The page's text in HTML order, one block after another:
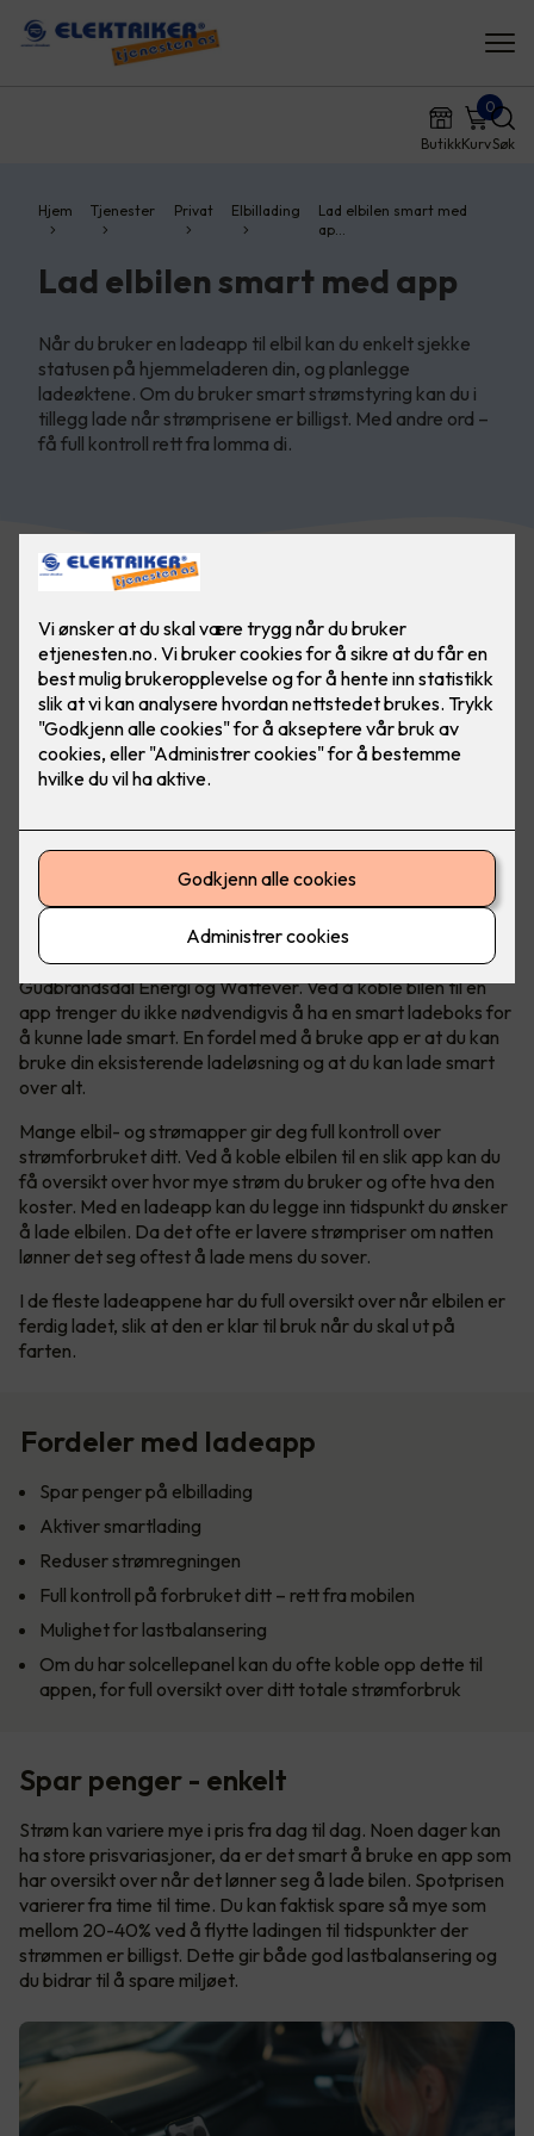
ButikkKurv
0
Søk
Hjem Tjenester Privat Elbillading
Lad elbilen smart med
ap…
Lad elbilen smart med app
Når du bruker en ladeapp til elbil kan du enkelt sjekke
statusen på hjemmeladeren din, og planlegge
ladeøktene. Om du bruker smart strømstyring kan du i
tillegg lade når strømprisene er billigst. Med andre ord –
få full kontroll rett fra lomma di.
mye penger. Om elbilen din støtter det kan du lade smart
ved kun å bruke en app.
Smart elbillading - hele døgnet
I dag finnes det mange ladeløsninger som Tibber,
Gudbrandsdal Energi og Wattever. Ved å koble bilen til en
app trenger du ikke nødvendigvis å ha en smart ladeboks for
å kunne lade smart. En fordel med å bruke app er at du kan
bruke din eksisterende ladeløsning og at du kan lade smart
over alt.
Mange elbil- og strømapper gir deg full kontroll over
strømforbruket ditt. Ved å koble elbilen til en slik app kan du
få oversikt over hvor mye strøm du bruker og ofte hva den
koster. Med en ladeapp kan du legge inn tidspunkt du ønsker
å lade elbilen. Da det ofte er lavere strømpriser om natten
lønner det seg oftest å lade mens du sover.
I de fleste ladeappene har du full oversikt over når elbilen er
ferdig ladet, slik at den er klar til bruk når du skal ut på
farten.
Fordeler med ladeapp
Spar penger på elbillading
Aktiver smartlading
Reduser strømregningen
Full kontroll på forbruket ditt – rett fra mobilen
Mulighet for lastbalansering
Om du har solcellepanel kan du ofte koble opp dette til
appen, for full oversikt over ditt totale strømforbruk
Spar penger - enkelt
Strøm kan variere mye i pris fra dag til dag. Noen dager kan
ha store prisvariasjoner, da er det smart å bruke en app som
har oversikt over når det lønner seg å lade bilen. Spotprisen
varierer fra time til time. Du kan faktisk spare så mye som
mellom 20-40% ved å flytte ladingen til tidspunkter der
strømmen er billigst. Dette gir både god lastbalansering og
du bidrar til å spare miljøet.